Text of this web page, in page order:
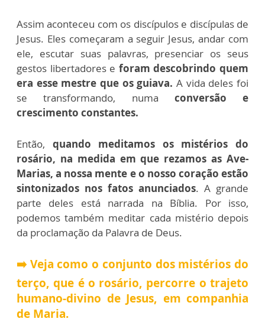
Assim aconteceu com os discípulos e discípulas de
Jesus. Eles começaram a seguir Jesus, andar com
ele, escutar suas palavras, presenciar os seus
gestos libertadores e foram descobrindo quem
era esse mestre que os guiava. A vida deles foi
se transformando, numa conversão e
crescimento constantes.
Então, quando meditamos os mistérios do
rosário, na medida em que rezamos as Ave-
Marias, a nossa mente e o nosso coração estão
sintonizados nos fatos anunciados. A grande
parte deles está narrada na Bíblia. Por isso,
podemos também meditar cada mistério depois
da proclamação da Palavra de Deus.
➡️ Veja como o conjunto dos mistérios do
terço, que é o rosário, percorre o trajeto
humano-divino de Jesus, em companhia
de Maria.